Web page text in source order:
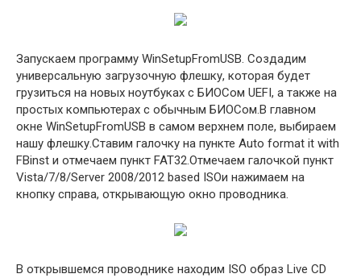
Запускаем программу WinSetupFromUSB. Создадим
универсальную загрузочную флешку, которая будет
грузиться на новых ноутбуках с БИОСом UEFI, а также на
простых компьютерах с обычным БИОСом.В главном
окне WinSetupFromUSB в самом верхнем поле, выбираем
нашу флешку.Ставим галочку на пункте Auto format it with
FBinst и отмечаем пункт FAT32.Отмечаем галочкой пункт
Vista/7/8/Server 2008/2012 based ISOи нажимаем на
кнопку справа, открывающую окно проводника.
В открывшемся проводнике находим ISO образ Live CD